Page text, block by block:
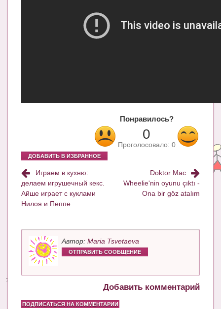
Понравилось?
0
Проголосовало: 0
ДОБАВИТЬ В ИЗБРАННОЕ
Играем в кухню:
делаем игрушечный кекс.
Айше играет с куклами
Нилоя и Пеппе
Doktor Mac
Wheelie'nin oyunu çıktı -
Ona bir göz atalım
Автор: Maria Tsvetaeva
ОТПРАВИТЬ СООБЩЕНИЕ
Добавить комментарий
ПОДПИСАТЬСЯ НА КОММЕНТАРИИ